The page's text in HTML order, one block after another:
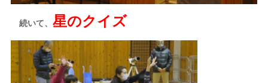
続いて、星のクイズ